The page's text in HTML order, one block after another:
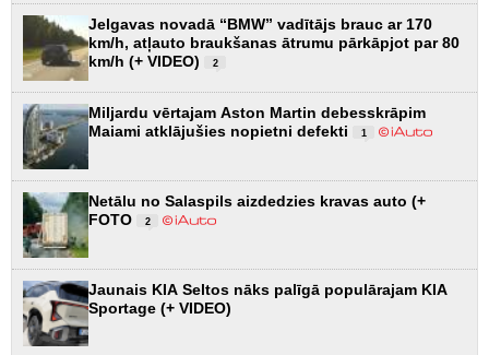
Jelgavas novadā “BMW” vadītājs brauc ar 170
km/h, atļauto braukšanas ātrumu pārkāpjot par 80
km/h (+ VIDEO)
2
Miljardu vērtajam Aston Martin debesskrāpim
Maiami atklājušies nopietni defekti
1
Netālu no Salaspils aizdedzies kravas auto (+
FOTO
2
Jaunais KIA Seltos nāks palīgā populārajam KIA
Sportage (+ VIDEO)